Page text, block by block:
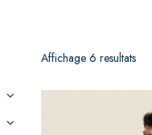
Affichage 6 resultats